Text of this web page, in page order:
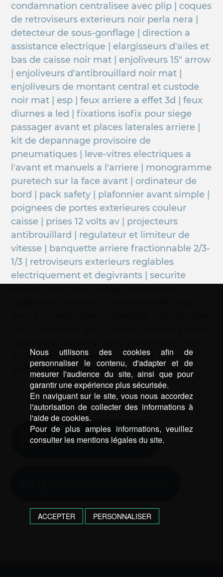
condamnation centralisee avec plip | coques
de retroviseurs exterieurs noir perla nera |
detecteur de sous-gonflage | direction a
assistance electrique | elargisseurs d'ailes et
bas de caisse noir mat | enjoliveurs 15" arrow
| enjoliveurs d'antibrouillard noir mat |
enjoliveurs de montant central et custode
noir mat | esp | feux arriere a effet 3d | feux
diurnes a led | fixations isofix pour siege
passager avant et places laterales arriere |
kit de depannage provisoire de
pneumatiques | leve-vitres electriques a
l'avant et manuels a l'arriere | monogramme
puretech sur la face avant | ordinateur de
bord | pack safety | plafonnier avant simple |
poignees de portes exterieures couleur
caisse | prises 12 volts av | projecteurs
antibrouillard | regulateur et limiteur de
vitesse | banquette arriere fractionnable 2/3-
1/3 | retroviseurs exterieurs reglables
electriquement et degivrants | securite
avec repartiteur electronique de freinage
(ref) et aide au freinage d'urgence (afu)2
05 59 14 80 00
Nous utilisons des cookies afin de
personnaliser le contenu, d'adapter et de
mesurer l'audience du site, ainsi que pour
garantir une expérience plus sécurisée.
En naviguant sur le site, vous nous accordez
l'autorisation de collecter des informations à
l'aide de cookies.
Pour de plus amples informations, veuillez
consulter les mentions légales du site.
ACCEPTER PERSONNALISER